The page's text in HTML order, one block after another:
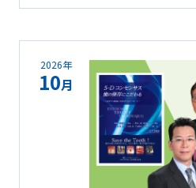
2026年
10月